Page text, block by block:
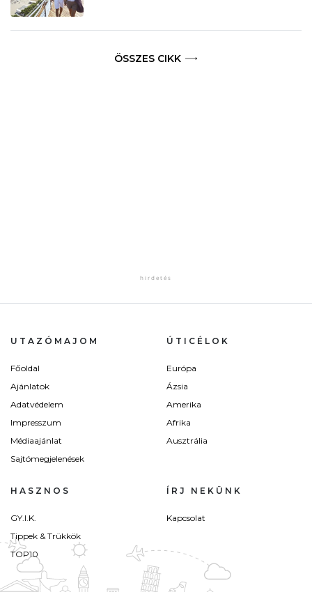
ÖSSZES CIKK
UTAZÓMAJOM
Főoldal
Ajánlatok
Adatvédelem
Impresszum
Médiaajánlat
Sajtómegjelenések
ÚTICÉLOK
Európa
Ázsia
Amerika
Afrika
Ausztrália
HASZNOS
GY.I.K.
Tippek & Trükkök
TOP10
ÍRJ NEKÜNK
Kapcsolat